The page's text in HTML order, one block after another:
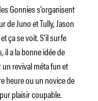
Gonnies s’organisent
de Juno et Tully, Jason
ça se voit. S’il surfe
il a la bonne idée de
revival méta fun et
heure ou un novice de
plaisir coupable.